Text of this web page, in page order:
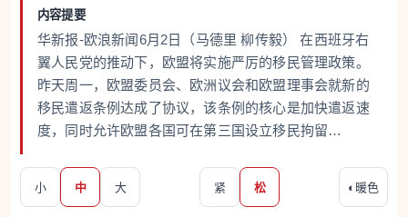
内容提要
华新报-欧浪新闻6月2日（马德里 柳传毅） 在西班牙右
翼人民党的推动下，欧盟将实施严厉的移民管理政策。
昨天周一，欧盟委员会、欧洲议会和欧盟理事会就新的
移民遣返条例达成了协议，该条例的核心是加快遣返速
度，同时允许欧盟各国可在第三国设立移民拘留…
小 中 大 紧 松 ◐ 暖色